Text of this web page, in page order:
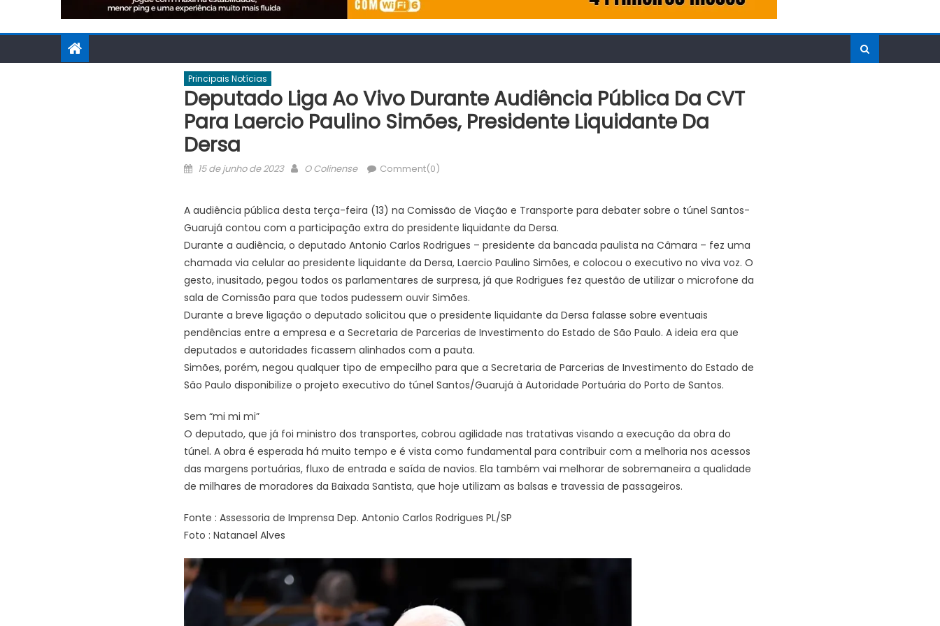
Principais Notícias
Deputado Liga Ao Vivo Durante Audiência Pública Da CVT
Para Laercio Paulino Simões, Presidente Liquidante Da
Dersa
Posted
15 de junho de 2023 Author
O Colinense Comment(0)
A audiência pública desta terça-feira (13) na Comissão de Viação e Transporte para debater sobre o túnel Santos-
Guarujá contou com a participação extra do presidente liquidante da Dersa.
Durante a audiência, o deputado Antonio Carlos Rodrigues – presidente da bancada paulista na Câmara – fez uma
chamada via celular ao presidente liquidante da Dersa, Laercio Paulino Simões, e colocou o executivo no viva voz. O
gesto, inusitado, pegou todos os parlamentares de surpresa, já que Rodrigues fez questão de utilizar o microfone da
sala de Comissão para que todos pudessem ouvir Simões.
Durante a breve ligação o deputado solicitou que o presidente liquidante da Dersa falasse sobre eventuais
pendências entre a empresa e a Secretaria de Parcerias de Investimento do Estado de São Paulo. A ideia era que
deputados e autoridades ficassem alinhados com a pauta.
Simões, porém, negou qualquer tipo de empecilho para que a Secretaria de Parcerias de Investimento do Estado de
São Paulo disponibilize o projeto executivo do túnel Santos/Guarujá à Autoridade Portuária do Porto de Santos.
Sem “mi mi mi”
O deputado, que já foi ministro dos transportes, cobrou agilidade nas tratativas visando a execução da obra do
túnel. A obra é esperada há muito tempo e é vista como fundamental para contribuir com a melhoria nos acessos
das margens portuárias, fluxo de entrada e saída de navios. Ela também vai melhorar de sobremaneira a qualidade
de milhares de moradores da Baixada Santista, que hoje utilizam as balsas e travessia de passageiros.
Fonte : Assessoria de Imprensa Dep. Antonio Carlos Rodrigues PL/SP
Foto : Natanael Alves